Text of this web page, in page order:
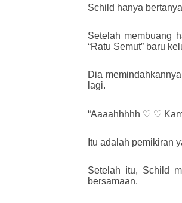
Schild hanya
Setelah membuang
“Ratu Semut” baru
Dia
lagi.
“Aaaahhhhh ♡ ♡
Itu adalah pemikiran
Setelah itu, Schild
bersamaan.